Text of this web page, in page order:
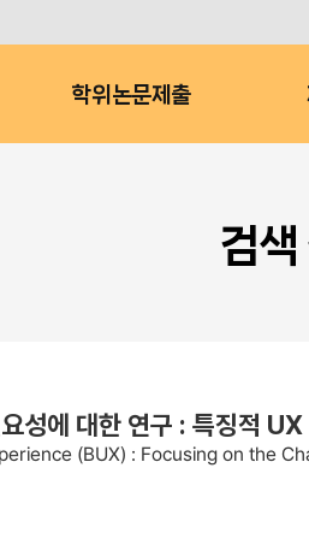
학위논문제출
검색
대한 연구 : 특징적 UX
(BUX) : Focusing on the